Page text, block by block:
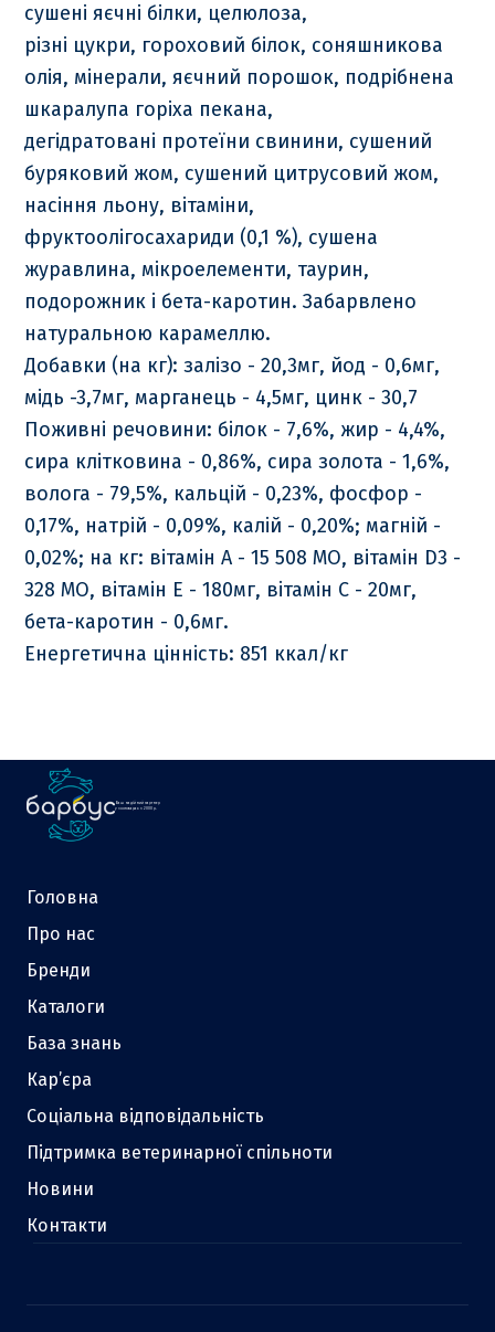
сушені яєчні білки, целюлоза,
різні цукри, гороховий білок, соняшникова
олія, мінерали, яєчний порошок, подрібнена
шкаралупа горіха пекана,
дегідратовані протеїни свинини, сушений
буряковий жом, сушений цитрусовий жом,
насіння льону, вітаміни,
фруктоолігосахариди (0,1 %), сушена
журавлина, мікроелементи, таурин,
подорожник і бета-каротин. Забарвлено
натуральною карамеллю.
Добавки (на кг): залізо - 20,3мг, йод - 0,6мг,
мідь -3,7мг, марганець - 4,5мг, цинк - 30,7
Поживні речовини: білок - 7,6%, жир - 4,4%,
сира клітковина - 0,86%, сира золота - 1,6%,
волога - 79,5%, кальцій - 0,23%, фосфор -
0,17%, натрій - 0,09%, калій - 0,20%; магній -
0,02%; на кг: вітамін А - 15 508 МО, вітамін D3 -
328 МО, вітамін Е - 180мг, вітамін C - 20мг,
бета-каротин - 0,6мг.
Енергетична цінність: 851 ккал/кг
Ваш надійний партнер
у зоотоварах з 2000 р.
Головна
Про нас
Бренди
Каталоги
База знань
Кар’єра
Соціальна відповідальність
Підтримка ветеринарної спільноти
Новини
Контакти